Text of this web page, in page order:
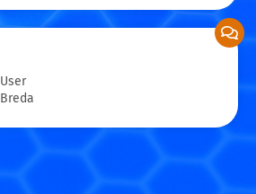
User
Breda